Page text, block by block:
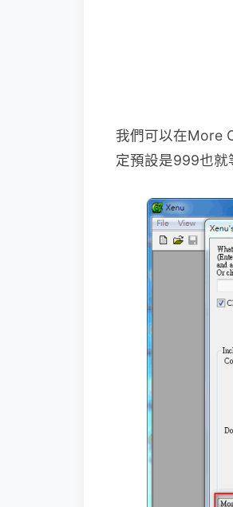
我們可以在More
定預設是999也就